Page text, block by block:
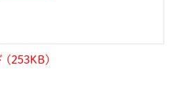
(253KB)